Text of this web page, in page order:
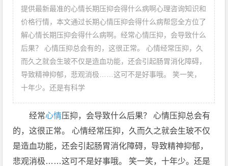
提供最新最准的心情长期压抑会得什么病啊心理咨询知识和
价格行情，本文通过长期心情压抑会得什么病帮您全方位了
解心情长期压抑会得什么病啊。经常心情压抑，会导致什么
后果？ 心情压抑总会有的，这很正常。 心情经常压抑，久
而久之就会生玻不仅是造血功能，还会引起肠胃消化障碍，
导致精神抑郁，悲观消极……这可不是好事哦。 笑一笑，
十年少。还是有科学
经常心情压抑，会导致什么后果？ 心情压抑总会有
的，这很正常。 心情经常压抑，久而久之就会生玻不仅
是造血功能，还会引起肠胃消化障碍，导致精神抑郁，
悲观消极……这可不是好事哦。 笑一笑，十年少。还是